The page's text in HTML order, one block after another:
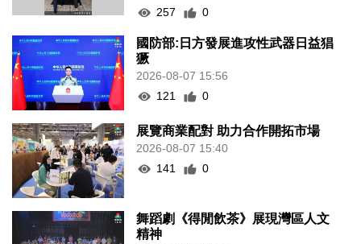
257
0
國防部:日方發展進攻性武器日益猖
獗
2026-08-07 15:56
121
0
展覽商業配對 助力合作開拓市場
2026-08-07 15:40
141
0
舞蹈劇《得閒飲茶》展現灣區人文
精神